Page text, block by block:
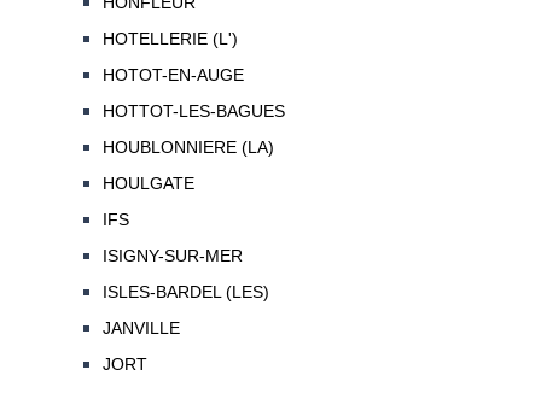
HOTELLERIE (L')
HOTOT-EN-AUGE
HOTTOT-LES-BAGUES
HOUBLONNIERE (LA)
HOULGATE
IFS
ISIGNY-SUR-MER
ISLES-BARDEL (LES)
JANVILLE
JORT